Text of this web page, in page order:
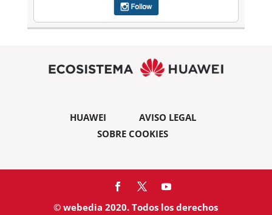
HUAWEI
AVISO LEGAL
SOBRE COOKIES
© webedia 2020. Todos los derechos